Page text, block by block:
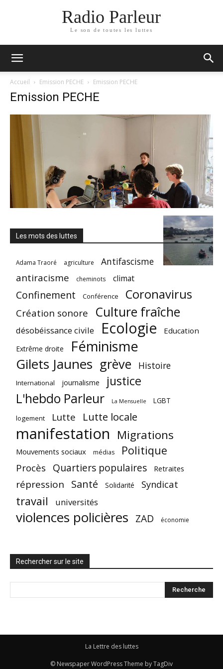
Radio Parleur
Le son de toutes les luttes
Accueil Emission PECHE Emission PECHE
Emission PECHE
Les mots des luttes
Adama Traoré agriculture Antifascisme
antiracisme cheminots climat
Confinement Conférence Coronavirus
Création sonore Culture fraîche
désobéissance civile Ecologie Education
Extrême droite Féminisme
Gilets Jaunes grève Histoire
International journalisme justice
L'hebdo Parleur La Mensuelle
LGBT
logement
Lutte Lutte locale
manifestation Migrations
Mouvements sociaux médias Politique
Procès Quartiers populaires Retraites
répression Santé Solidarité Syndicat
travail universités
violences policières ZAD économie
Rechercher sur le site
La Lettre des luttes
© Newspaper WordPress Theme by TagDiv